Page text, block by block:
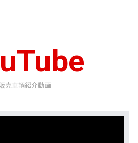
売車輌紹介動画